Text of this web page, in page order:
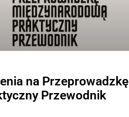
na Przeprowadzkę
Przewodnik